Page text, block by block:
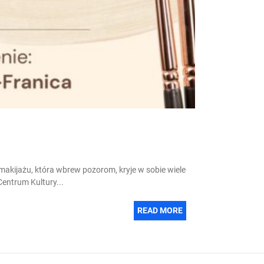
która wbrew pozorom, kryje w sobie wiele
Kultury...
READ MORE